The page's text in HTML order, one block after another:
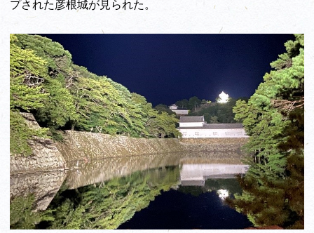
プされた彦根城が見られた。